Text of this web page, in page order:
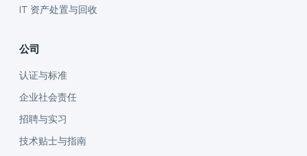
IT 资产处置与回收
公司
认证与标准
企业社会责任
招聘与实习
技术贴士与指南